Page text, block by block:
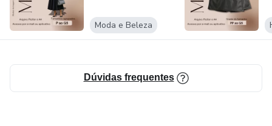
Moda e Beleza
Dúvidas frequentes